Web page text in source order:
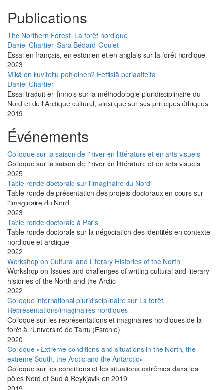
Publications
The Northern Forest. La forêt nordique
Daniel Chartier, Sara Bédard-Goulet
Essai en français, en estonien et en anglais sur la forêt nordique
2023
Mikä on kuviteltu pohjoinen? Eettisiä periaatteita
Daniel Chartier
Essai traduit en finnois sur la méthodologie pluridisciplinaire du
Nord et de l'Arctique culturel, ainsi que sur ses principes éthiques
2019
Événements
Colloque sur la saison de l'hiver en littérature et en arts visuels
Colloque sur la saison de l'hiver en littérature et en arts visuels
2025
Table ronde doctorale sur l'imaginaire du Nord
Table ronde de présentation des projets doctoraux en cours sur
l'imaginaire du Nord
2023
Table ronde doctorale à Paris
Table ronde doctorale sur la négociation des identités en contexte
nordique et arctique
2022
Workshop on Cultural and Literary Histories of the North
Workshop on Issues and challenges of writing cultural and literary
histories of the North and the Arctic
2022
Colloque international pluridisciplinaire sur La forêt.
Représentations/imaginaires nordiques
Colloque sur les représentations et imaginaires nordiques de la
forêt à l'Université de Tartu (Estonie)
2020
Colloque «Extreme conditions and situations in the North, the
extreme South, the Arctic and the Antarctic»
Colloque sur les conditions et les situations extrêmes dans les
pôles Nord et Sud à Reykjavik en 2019
2019